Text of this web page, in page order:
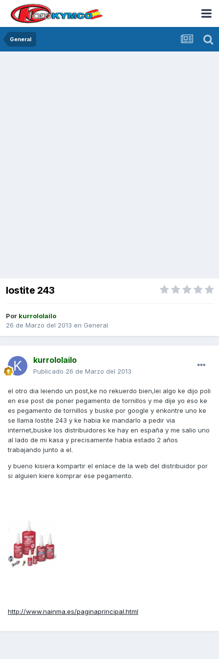
General
lostite 243
Por kurrololailo
26 de Marzo del 2013 en General
kurrololailo
Publicado 26 de Marzo del 2013
el otro dia leiendo un post,ke no rekuerdo bien,lei algo ke dijo poli
en ese post de poner pegamento de tornillos y me dije yo eso ke
es pegamento de tornillos y buske por google y enkontre uno ke
se llama lostite 243 y ke habia ke mandarlo a pedir via
internet,buske los distribuidores ke hay en españa y me salio uno
al lado de mi kasa y precisamente habia estado 2 años
trabajando junto a el.
y bueno kisiera kompartir el enlace de la web del distribuidor por
si alguien kiere komprar ese pegamento.
http://www.nainma.es/paginaprincipal.html